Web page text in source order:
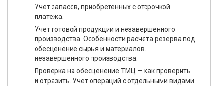
Учет запасов, приобретенных с отсрочкой
платежа.
Учет готовой продукции и незавершенного
производства. Особенности расчета резерва под
обесценение сырья и материалов,
незавершенного производства.
Проверка на обесценение ТМЦ — как проверить
и отразить. Учет операций с отдельными видами